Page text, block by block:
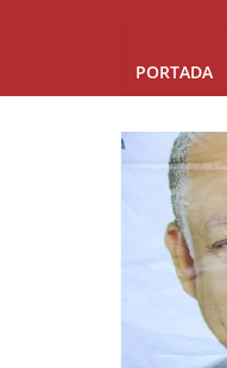
PORTADA